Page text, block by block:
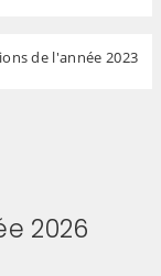
de l'année 2023
2026